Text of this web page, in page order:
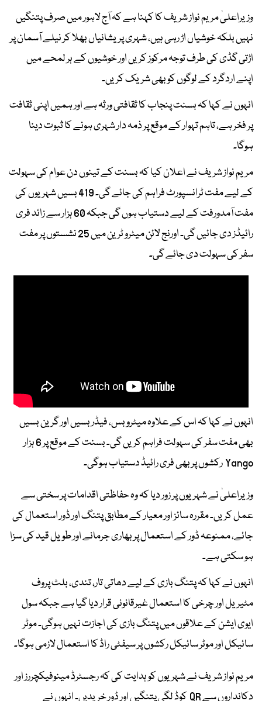
وزیراعلیٰ مریم نواز شریف کا کہنا ہے کہ آج لاہور میں صرف پتنگیں
نہیں بلکہ خوشیاں اڑ رہی ہیں، شہری پریشانیاں بھلا کر نیلے آسمان پر
اڑتی گڈی کی طرف توجہ مرکوز کریں اور خوشیوں کے ہر لمحے میں
اپنے اردگرد کے لوگوں کو بھی شریک کریں۔
انہوں نے کہا کہ بسنت پنجاب کا ثقافتی ورثہ ہے اور ہمیں اپنی ثقافت
پر فخر ہے، تاہم تہوار کے موقع پر ذمہ دار شہری ہونے کا ثبوت دینا
ہوگا۔
مریم نواز شریف نے اعلان کیا کہ بسنت کے تینوں دن عوام کی سہولت
کے لیے مفت ٹرانسپورٹ فراہم کی جائے گی۔ 419 بسیں شہریوں کی
مفت آمدورفت کے لیے دستیاب ہوں گی جبکہ 60 ہزار سے زائد فری
رائیڈز دی جائیں گی۔ اورنج لائن میٹرو ٹرین میں 25 نشستوں پر مفت
سفر کی سہولت دی جائے گی۔
انہوں نے کہا کہ اس کے علاوہ میٹروبس، فیڈر بسیں اور گرین بسیں
بھی مفت سفر کی سہولت فراہم کریں گی۔ بسنت کے موقع پر 6 ہزار
Yango رکشوں پر بھی فری رائیڈ دستیاب ہوگی۔
وزیراعلیٰ نے شہریوں پر زور دیا کہ وہ حفاظتی اقدامات پر سختی سے
عمل کریں۔ مقررہ سائز اور معیار کے مطابق پتنگ اور ڈور استعمال کی
جائے، ممنوعہ ڈور کے استعمال پر بھاری جرمانے اور طویل قید کی سزا
ہو سکتی ہے۔
انہوں نے کہا کہ پتنگ بازی کے لیے دھاتی تار، تندی، بلٹ پروف
مٹیریل اور چرخی کا استعمال غیرقانونی قرار دیا گیا ہے جبکہ سول
ایوی ایشن کے علاقوں میں پتنگ بازی کی اجازت نہیں ہوگی۔ موٹر
سائیکل اور موٹر سائیکل رکشوں پر سیفٹی راڈ کا استعمال لازمی ہوگا۔
مریم نواز شریف نے شہریوں کو ہدایت کی کہ رجسٹرڈ مینوفیکچررز اور
دکانداروں سے QR کوڈ لگی پتنگیں اور ڈور خریدیں۔ انہوں نے